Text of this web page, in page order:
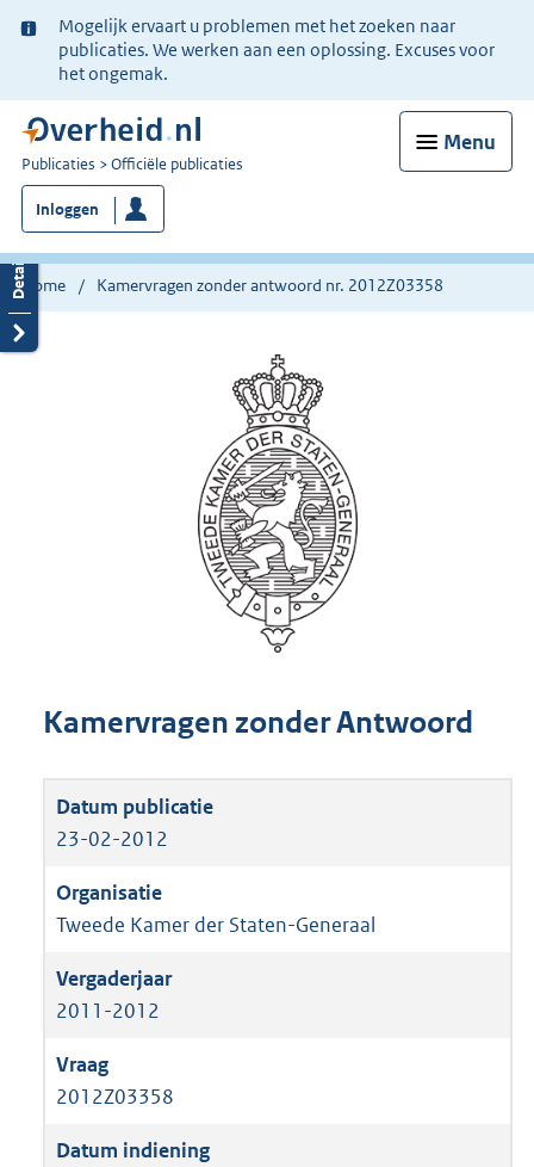
Ter
informatie:
Mogelijk ervaart u problemen met het zoeken naar
publicaties. We werken aan een oplossing. Excuses voor
het ongemak.
Menu
U
bent
nu
hier:
Publicaties Officiële publicaties
Inloggen
Home Kamervragen zonder antwoord nr. 2012Z03358
Kamervragen zonder Antwoord
23-02-2012
Tweede Kamer der Staten-Generaal
2011-2012
2012Z03358